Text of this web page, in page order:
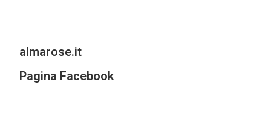
almarose.it
Pagina Facebook